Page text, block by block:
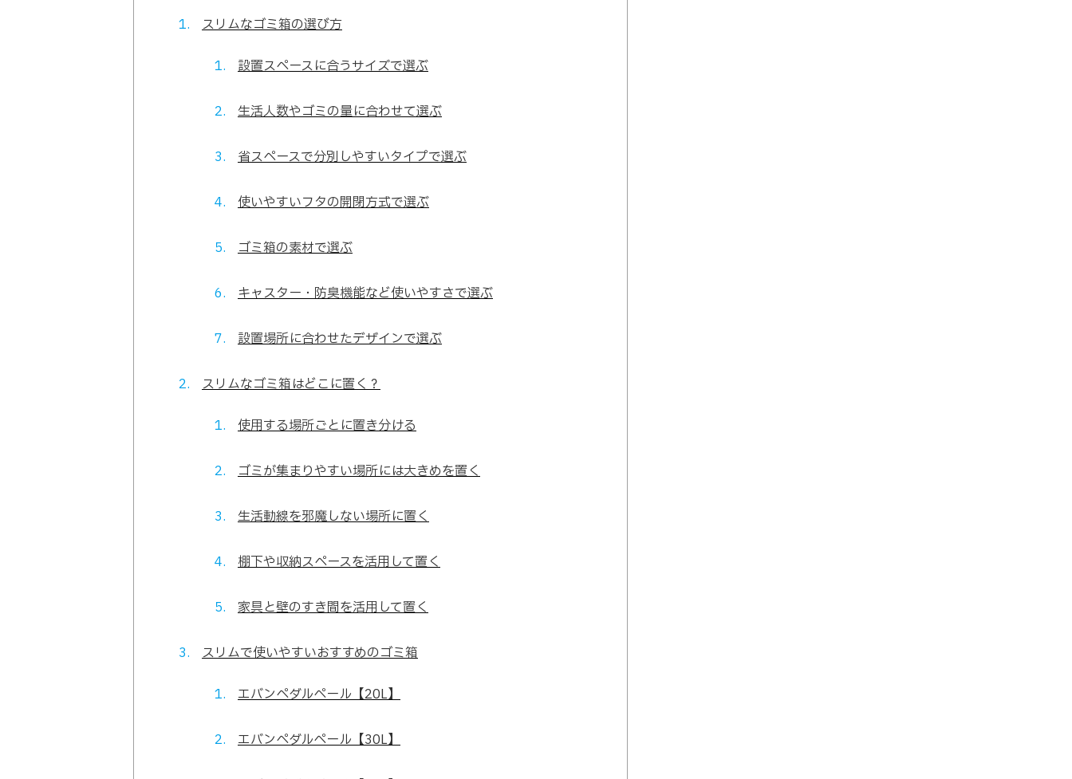
スリムなゴミ箱の選び方
設置スペースに合うサイズで選ぶ
生活人数やゴミの量に合わせて選ぶ
省スペースで分別しやすいタイプで選ぶ
使いやすいフタの開閉方式で選ぶ
ゴミ箱の素材で選ぶ
キャスター・防臭機能など使いやすさで選ぶ
設置場所に合わせたデザインで選ぶ
スリムなゴミ箱はどこに置く？
使用する場所ごとに置き分ける
ゴミが集まりやすい場所には大きめを置く
生活動線を邪魔しない場所に置く
棚下や収納スペースを活用して置く
家具と壁のすき間を活用して置く
スリムで使いやすいおすすめのゴミ箱
エバンペダルペール【20L】
エバンペダルペール【30L】